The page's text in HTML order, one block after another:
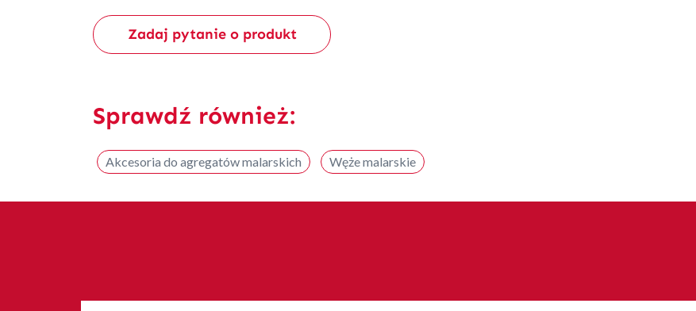
Zadaj pytanie o produkt
Sprawdź również:
Akcesoria do agregatów malarskich Węże malarskie